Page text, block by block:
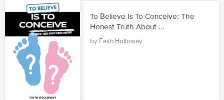
To Believe Is To Conceive: The
Honest Truth About ...
by Faith Holloway